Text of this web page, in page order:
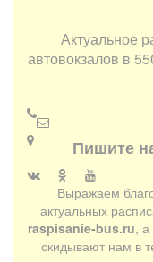
Актуальное
автовокзалов в
Пишите
Выражаем
актуальных
raspisanie-bus.ru, а
скидывают нам в